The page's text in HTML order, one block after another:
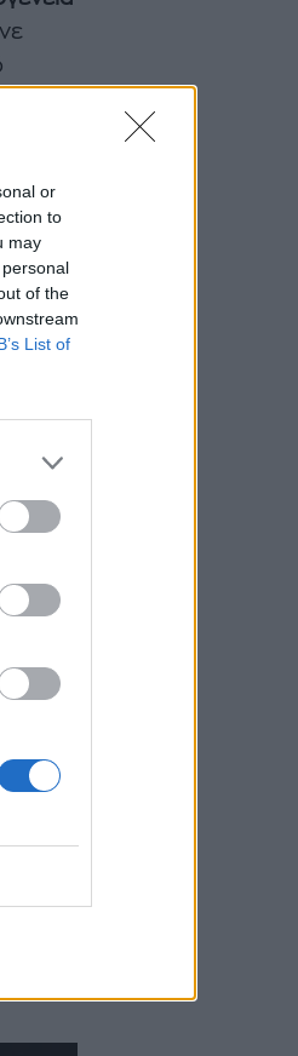
or
to
may
of the
List of